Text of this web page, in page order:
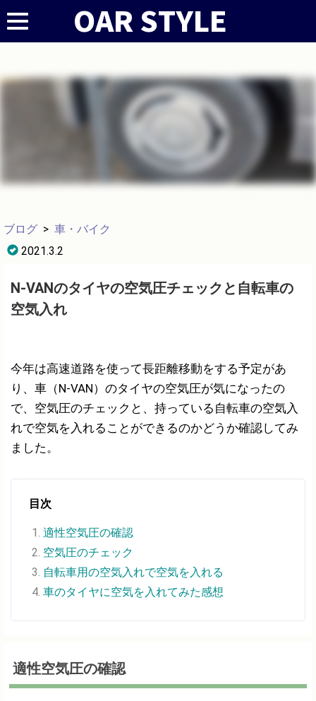
ブログ > 車・バイク
2021.3.2
N-VANのタイヤの空気圧チェックと自転車の
空気入れ
今年は高速道路を使って長距離移動をする予定があ
り、車（N-VAN）のタイヤの空気圧が気になったの
で、空気圧のチェックと、持っている自転車の空気入
れで空気を入れることができるのかどうか確認してみ
ました。
目次
適性空気圧の確認
空気圧のチェック
自転車用の空気入れで空気を入れる
車のタイヤに空気を入れてみた感想
適性空気圧の確認